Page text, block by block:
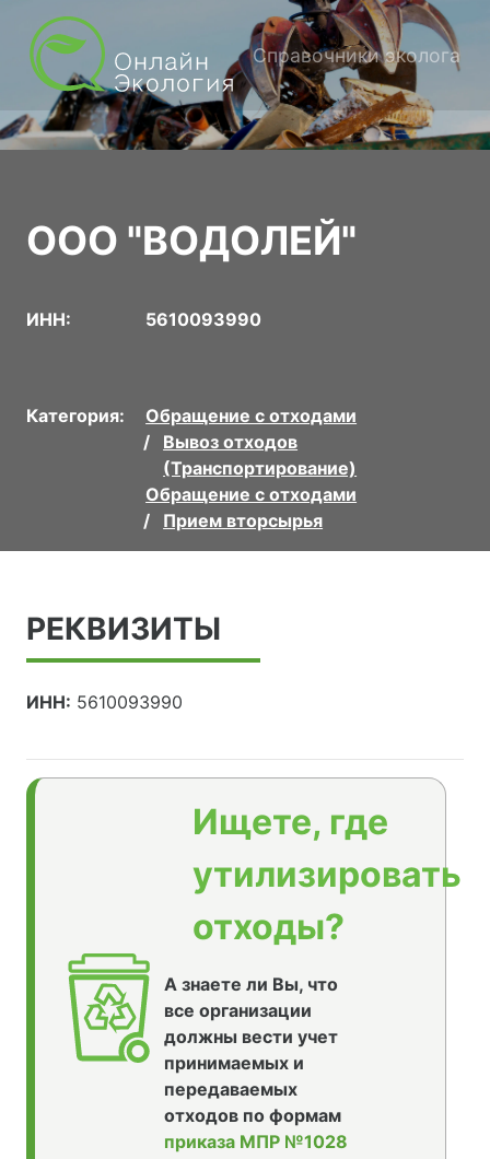
Справочники эколога
ООО "ВОДОЛЕЙ"
ИНН: 5610093990
Категория:
Обращение с отходами
Вывоз отходов
(Транспортирование)
Обращение с отходами
Прием вторсырья
РЕКВИЗИТЫ
ИНН: 5610093990
Ищете, где
утилизировать
отходы?
А знаете ли Вы, что
все организации
должны вести учет
принимаемых и
передаваемых
отходов по формам
приказа МПР №1028